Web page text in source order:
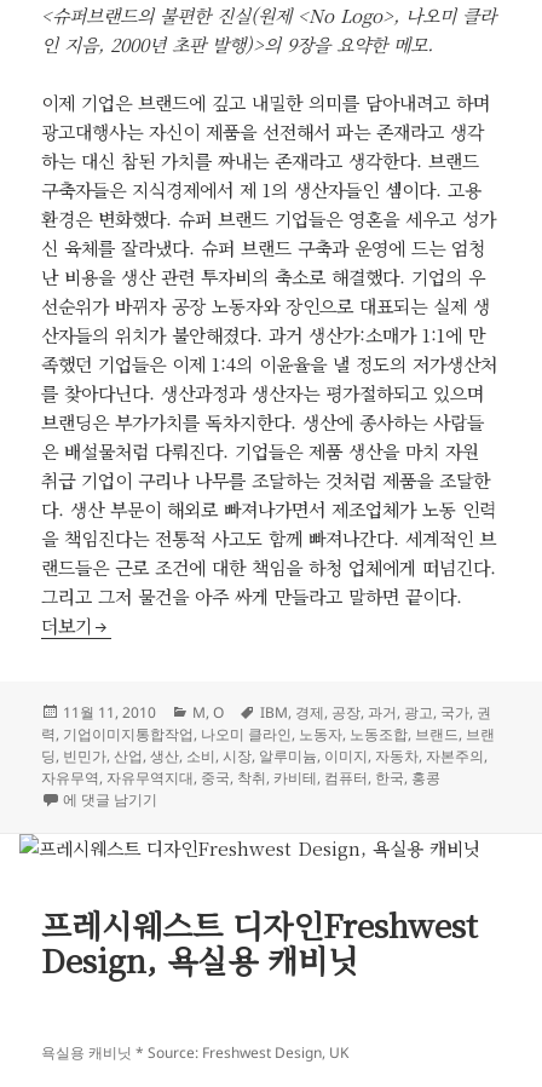
<슈퍼브랜드의 불편한 진실(원제 <No Logo>, 나오미 클라
인 지음, 2000년 초판 발행)>의 9장을 요약한 메모.
이제 기업은 브랜드에 깊고 내밀한 의미를 담아내려고 하며
광고대행사는 자신이 제품을 선전해서 파는 존재라고 생각
하는 대신 참된 가치를 짜내는 존재라고 생각한다. 브랜드
구축자들은 지식경제에서 제 1의 생산자들인 셈이다. 고용
환경은 변화했다. 슈퍼 브랜드 기업들은 영혼을 세우고 성가
신 육체를 잘라냈다. 슈퍼 브랜드 구축과 운영에 드는 엄청
난 비용을 생산 관련 투자비의 축소로 해결했다. 기업의 우
선순위가 바뀌자 공장 노동자와 장인으로 대표되는 실제 생
산자들의 위치가 불안해졌다. 과거 생산가:소매가 1:1에 만
족했던 기업들은 이제 1:4의 이윤율을 낼 정도의 저가생산처
를 찾아다닌다. 생산과정과 생산자는 평가절하되고 있으며
브랜딩은 부가가치를 독차지한다. 생산에 종사하는 사람들
은 배설물처럼 다뤄진다. 기업들은 제품 생산을 마치 자원
취급 기업이 구리나 나무를 조달하는 것처럼 제품을 조달한
다. 생산 부문이 해외로 빠져나가면서 제조업체가 노동 인력
을 책임진다는 전통적 사고도 함께 빠져나간다. 세계적인 브
랜드들은 근로 조건에 대한 책임을 하청 업체에게 떠넘긴다.
그리고 그저 물건을 아주 싸게 만들라고 말하면 끝이다.
No Logo: 공장 폐쇄
더보기
작
성
일
자
11월 11, 2010
카
테
고
리
M,O
태
그
IBM, 경제, 공장,과거, 광고, 국가, 권
력, 기업이미지통합작업, 나오미 클라인, 노동자, 노동조합, 브랜드, 브랜
딩, 빈민가,산업,생산, 소비, 시장, 알루미늄, 이미지, 자동차, 자본주의,
자유무역, 자유무역지대, 중국, 착취, 카비테, 컴퓨터, 한국, 홍콩
No Logo: 공장 폐쇄
에 댓글 남기기
프레시웨스트 디자인Freshwest
Design, 욕실용 캐비닛
욕실용 캐비닛 * Source: Freshwest Design, UK